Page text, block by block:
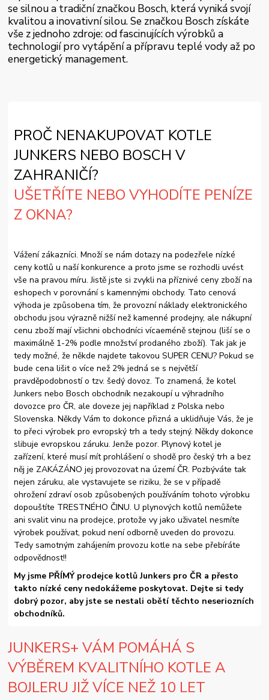
se silnou a tradiční značkou Bosch, která vyniká svojí
kvalitou a inovativní silou. Se značkou Bosch získáte
vše z jednoho zdroje: od fascinujících výrobků a
technologií pro vytápění a přípravu teplé vody až po
energetický management.
PROČ NENAKUPOVAT KOTLE
JUNKERS NEBO BOSCH V
ZAHRANIČÍ?
UŠETŘÍTE NEBO VYHODÍTE PENÍZE
Z OKNA?
Vážení zákazníci. Množí se nám dotazy na podezřele nízké
ceny kotlů u naší konkurence a proto jsme se rozhodli uvést
vše na pravou míru. Jistě jste si zvykli na příznivé ceny zboží na
eshopech v porovnání s kamennými obchody. Tato cenová
výhoda je způsobena tím, že provozní náklady elektronického
obchodu jsou výrazně nižší než kamenné prodejny, ale nákupní
cenu zboží mají všichni obchodníci vícaeméně stejnou (liší se o
maximálně 1-2% podle množství prodaného zboží). Tak jak je
tedy možné, že někde najdete takovou SUPER CENU? Pokud se
bude cena lišit o více než 2% jedná se s největší
pravděpodobností o tzv. šedý dovoz. To znamená, že kotel
Junkers nebo Bosch obchodník nezakoupí u výhradního
dovozce pro ČR, ale doveze jej například z Polska nebo
Slovenska. Někdy Vám to dokonce přizná a uklidňuje Vás, že je
to přeci výrobek pro evropský trh a tedy stejný. Někdy dokonce
slibuje evropskou záruku. Jenže pozor. Plynový kotel je
zařízení, které musí mít prohlášení o shodě pro český trh a bez
něj je ZAKÁZÁNO jej provozovat na území ČR. Pozbýváte tak
nejen záruku, ale vystavujete se riziku, že se v případě
ohrožení zdraví osob způsobených používáním tohoto výrobku
dopouštíte TRESTNÉHO ČINU. U plynových kotlů nemůžete
ani svalit vinu na prodejce, protože vy jako uživatel nesmíte
výrobek používat, pokud není odborně uveden do provozu.
Tedy samotným zahájením provozu kotle na sebe přebíráte
odpovědnost!!
My jsme PŘÍMÝ prodejce kotlů Junkers pro ČR a přesto
takto nízké ceny nedokážeme poskytovat. Dejte si tedy
dobrý pozor, aby jste se nestali obětí těchto neseriozních
obchodníků.
JUNKERS+ VÁM POMÁHÁ S
VÝBĚREM KVALITNÍHO KOTLE A
BOJLERU JIŽ VÍCE NEŽ 10 LET